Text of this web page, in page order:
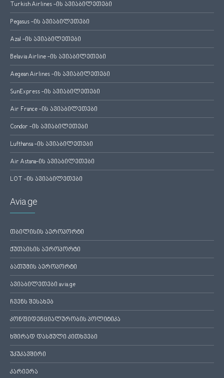
Turkish Airlines -ის ავიაბილეთები
Pegasus -ის ავიაბილეთები
Azal -ის ავიაბილეთები
Belavia Airline -ის ავიაბილეთები
Aegean Airlines -ის ავიაბილეთები
SunExpress -ის ავიაბილეთები
Air France -ის ავიაბილეთები
Condor -ის ავიაბილეთები
Lufthansa -ის ავიაბილეთები
Air Astana-ის ავიაბილეთები
LOT -ის ავიაბილეთები
Avia.ge
თბილისის აეროპორტი
ქუთაისის აეროპორტი
ბათუმის აეროპორტი
ავიაბილეთები avia.ge
ჩვენს შესახებ
კონფიდენციალურობის პოლიტიკა
ხშირად დასმული კითხვები
უკუკავშირი
კარიერა